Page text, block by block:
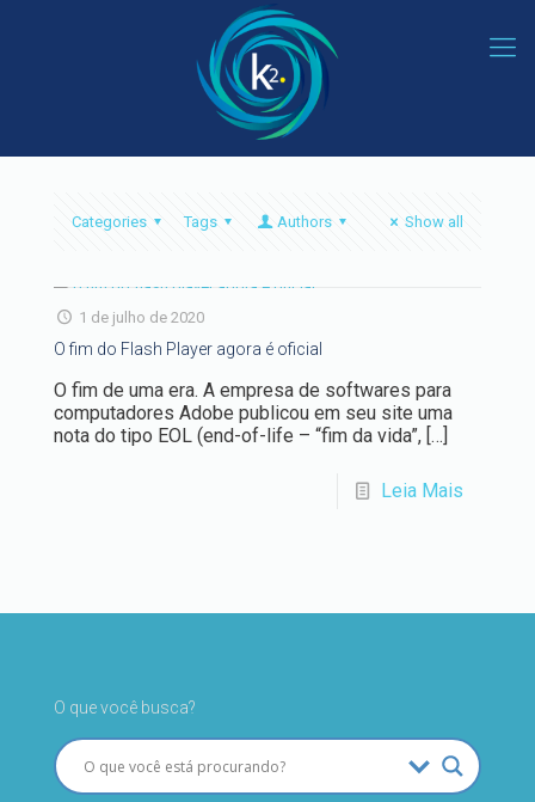
Categories Tags Authors Show all
1 de julho de 2020
O fim do Flash Player agora é oficial
O fim de uma era. A empresa de softwares para
computadores Adobe publicou em seu site uma
nota do tipo EOL (end-of-life – “fim da vida”, […]
Leia Mais
O que você busca?